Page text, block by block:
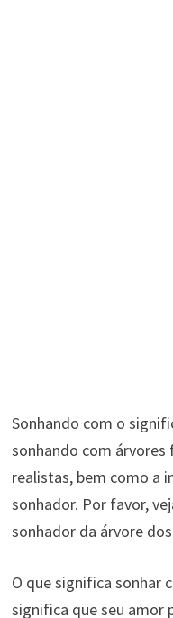
Sonhando com o
sonhando com
realistas, bem como a
sonhador. Por favor,
sonhador da árvore
O que significa sonhar
significa que seu amor